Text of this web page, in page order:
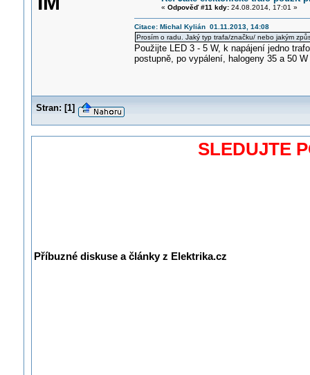
« Odpověď #11 kdy:24.08.2014, 17:01 »
Citace: Michal Kylián 01.11.2013, 14:08
Prosím o radu. Jaký typ trafa/značku/ nebo jakým
Použijte LED 3 - 5 W, k napájení jedno
postupně, po vypálení, halogeny 35 a 50
Stran: [1]
SLEDUJTE
Příbuzné diskuse a články z Elektrika.cz